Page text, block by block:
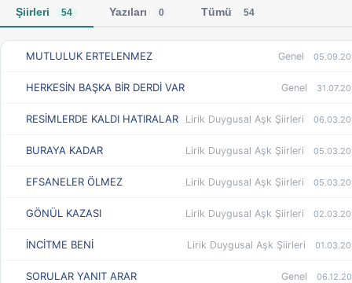
Şiirleri 54 Yazıları 0 Tümü 54
MUTLULUK ERTELENMEZ Genel
HERKESİN BAŞKA BİR DERDİ VAR Genel
RESİMLERDE KALDI HATIRALAR Lirik Duygusal Aşk Şiirleri
BURAYA KADAR Lirik Duygusal Aşk Şiirleri
EFSANELER ÖLMEZ Lirik Duygusal Aşk Şiirleri
GÖNÜL KAZASI Lirik Duygusal Aşk Şiirleri
İNCİTME BENİ Lirik Duygusal Aşk Şiirleri
SORULAR YANIT ARAR Genel